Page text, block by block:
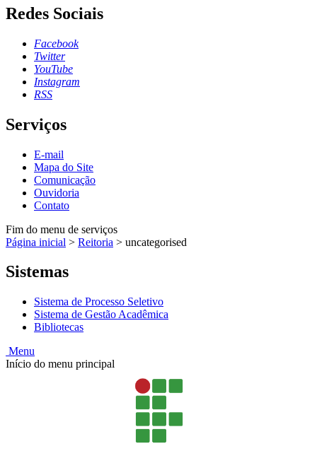
Redes Sociais
Facebook
Twitter
YouTube
Instagram
RSS
Serviços
E-mail
Mapa do Site
Comunicação
Ouvidoria
Contato
Fim do menu de serviços
Página inicial > Reitoria > uncategorised
Sistemas
Sistema de Processo Seletivo
Sistema de Gestão Acadêmica
Bibliotecas
Menu
Início do menu principal